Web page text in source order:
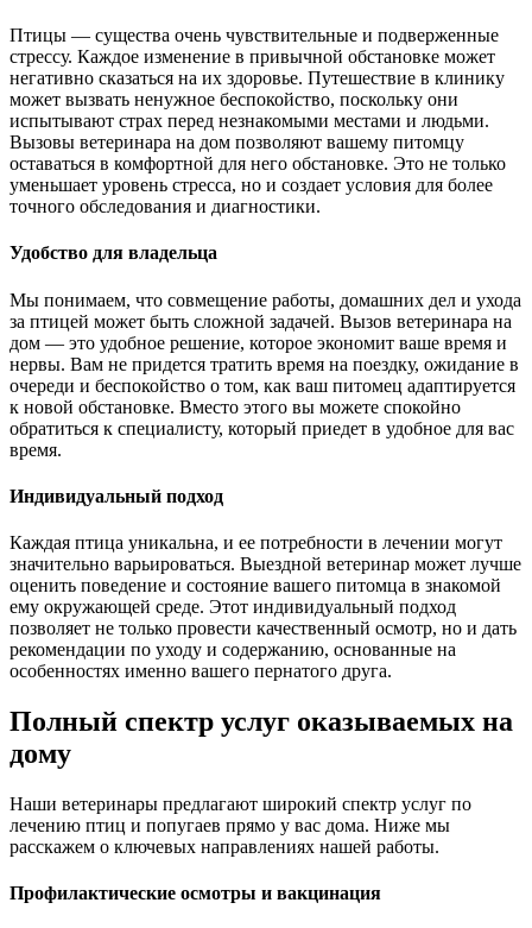
Птицы — существа очень чувствительные и подверженные
стрессу. Каждое изменение в привычной обстановке может
негативно сказаться на их здоровье. Путешествие в клинику
может вызвать ненужное беспокойство, поскольку они
испытывают страх перед незнакомыми местами и людьми.
Вызовы ветеринара на дом позволяют вашему питомцу
оставаться в комфортной для него обстановке. Это не только
уменьшает уровень стресса, но и создает условия для более
точного обследования и диагностики.
Удобство для владельца
Мы понимаем, что совмещение работы, домашних дел и ухода
за птицей может быть сложной задачей. Вызов ветеринара на
дом — это удобное решение, которое экономит ваше время и
нервы. Вам не придется тратить время на поездку, ожидание в
очереди и беспокойство о том, как ваш питомец адаптируется
к новой обстановке. Вместо этого вы можете спокойно
обратиться к специалисту, который приедет в удобное для вас
время.
Индивидуальный подход
Каждая птица уникальна, и ее потребности в лечении могут
значительно варьироваться. Выездной ветеринар может лучше
оценить поведение и состояние вашего питомца в знакомой
ему окружающей среде. Этот индивидуальный подход
позволяет не только провести качественный осмотр, но и дать
рекомендации по уходу и содержанию, основанные на
особенностях именно вашего пернатого друга.
Полный спектр услуг оказываемых на
дому
Наши ветеринары предлагают широкий спектр услуг по
лечению птиц и попугаев прямо у вас дома. Ниже мы
расскажем о ключевых направлениях нашей работы.
Профилактические осмотры и вакцинация